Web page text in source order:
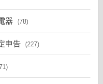
器 (78)
申告 (227)